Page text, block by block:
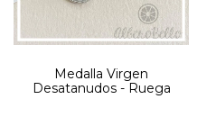
Medalla Virgen
Desatanudos - Ruega